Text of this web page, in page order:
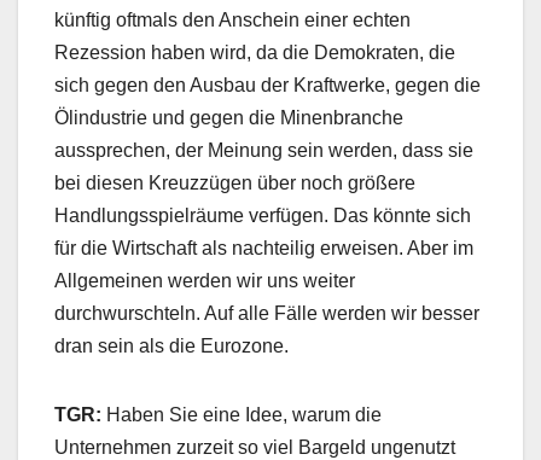
künftig oftmals den Anschein einer echten
Rezession haben wird, da die Demokraten, die
sich gegen den Ausbau der Kraftwerke, gegen die
Ölindustrie und gegen die Minenbranche
aussprechen, der Meinung sein werden, dass sie
bei diesen Kreuzzügen über noch größere
Handlungsspielräume verfügen. Das könnte sich
für die Wirtschaft als nachteilig erweisen. Aber im
Allgemeinen werden wir uns weiter
durchwurschteln. Auf alle Fälle werden wir besser
dran sein als die Eurozone.
TGR: Haben Sie eine Idee, warum die
Unternehmen zurzeit so viel Bargeld ungenutzt